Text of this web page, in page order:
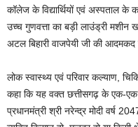
कॉलेज के विद्यार्थियों एवं अस्पताल
उच्च गुणवत्ता का बड़ी लाउंड्री मशीन
अटल बिहारी वाजपेयी जी की आदमकद
लोक स्वास्थ्य एवं परिवार कल्याण,
कहा कि यह वक्त छत्तीसगढ़ के एक-
प्रधानमंत्री श्री नरेन्द्र मोदी वर्ष